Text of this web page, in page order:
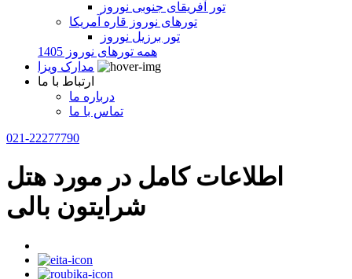
تور آفریقای جنوبی نوروز
تورهای نوروز قاره آمریکا
تور برزیل نوروز
همه تورهای نوروز 1405
مدارک ویزا
ارتباط با ما
درباره ما
تماس با ما
021-22277790
اطلاعات کامل در مورد هتل
شرایتون بالی